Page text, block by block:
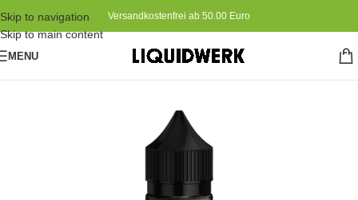
Skip to navigation
Skip to main content
Versandkostenfrei ab 50.00 Euro
MENU